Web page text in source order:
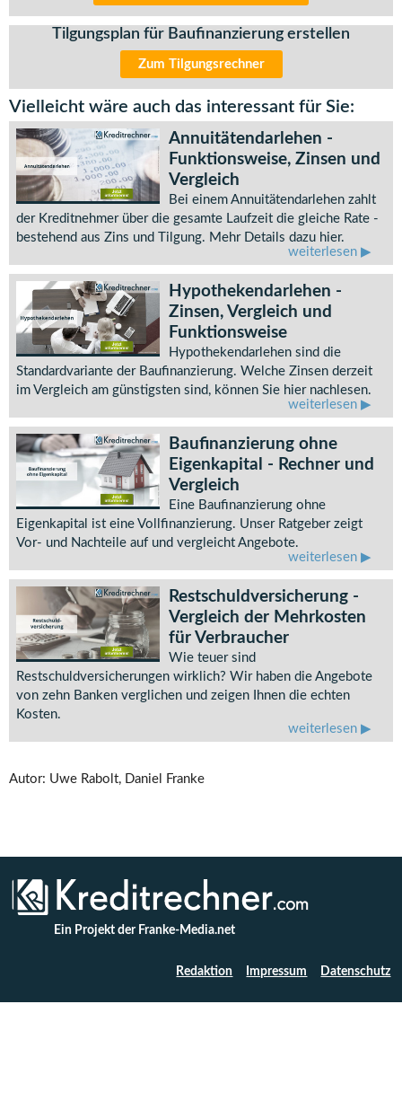
Tilgungsplan für Baufinanzierung erstellen
Zum Tilgungsrechner
Vielleicht wäre auch das interessant für Sie:
Annuitätendarlehen -
Funktionsweise, Zinsen und
Vergleich
Bei einem Annuitätendarlehen zahlt
der Kreditnehmer über die gesamte Laufzeit die gleiche Rate -
bestehend aus Zins und Tilgung. Mehr Details dazu hier.
weiterlesen
Hypothekendarlehen -
Zinsen, Vergleich und
Funktionsweise
Hypothekendarlehen sind die
Standardvariante der Baufinanzierung. Welche Zinsen derzeit
im Vergleich am günstigsten sind, können Sie hier nachlesen.
weiterlesen
Baufinanzierung ohne
Eigenkapital - Rechner und
Vergleich
Eine Baufinanzierung ohne
Eigenkapital ist eine Vollfinanzierung. Unser Ratgeber zeigt
Vor- und Nachteile auf und vergleicht Angebote.
weiterlesen
Restschuldversicherung -
Vergleich der Mehrkosten
für Verbraucher
Wie teuer sind
Restschuldversicherungen wirklich? Wir haben die Angebote
von zehn Banken verglichen und zeigen Ihnen die echten
Kosten.
weiterlesen
Autor: Uwe Rabolt, Daniel Franke
Ein Projekt der Franke-Media.net
Redaktion Impressum Datenschutz